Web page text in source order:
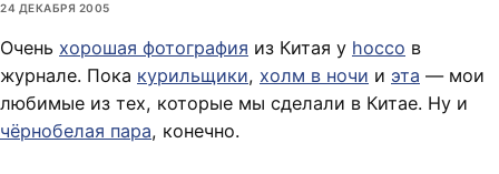
24 ДЕКАБРЯ 2005
Очень хорошая фотография из Китая у hocco в
журнале. Пока курильщики, холм в ночи и эта — мои
любимые из тех, которые мы сделали в Китае. Ну и
чёрнобелая пара, конечно.